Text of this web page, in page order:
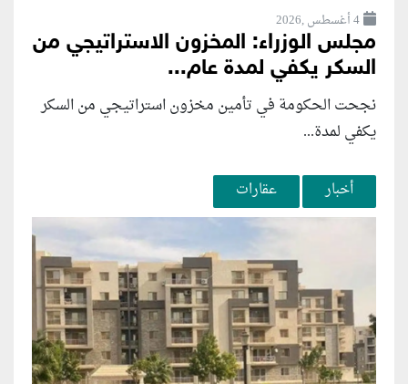
4 أغسطس ,2026
مجلس الوزراء: المخزون الاستراتيجي من
السكر يكفي لمدة عام...
نجحت الحكومة في تأمين مخزون استراتيجي من السكر
يكفي لمدة...
أخبار عقارات